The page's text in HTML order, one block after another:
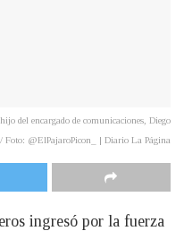
del encargado de comunicaciones, Diego
Foto: @ElPajaroPicon_ | Diario La Página
ingresó por la fuerza